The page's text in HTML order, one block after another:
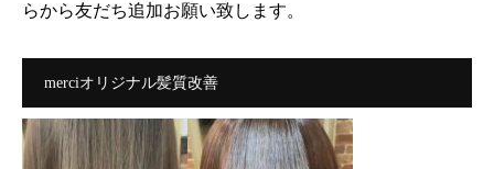
らから友だち追加お願い致します。
merciオリジナル髪質改善